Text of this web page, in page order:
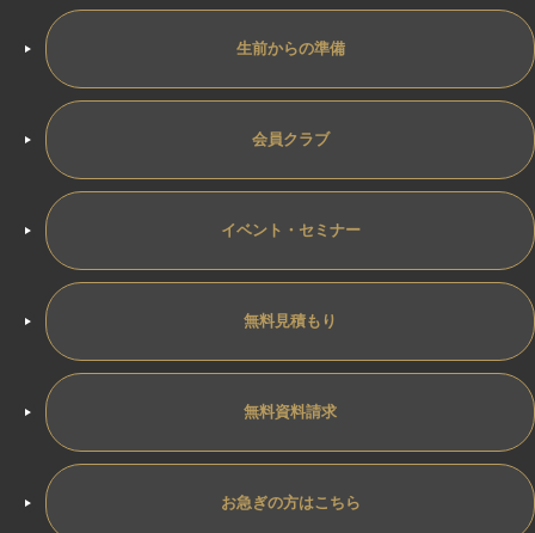
生前からの準備
会員クラブ
イベント・セミナー
無料見積もり
無料資料請求
お急ぎの方はこちら